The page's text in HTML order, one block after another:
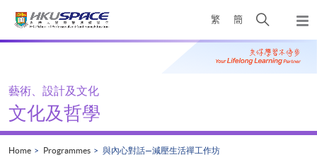
繁 簡
Open
search
panel
Main
藝術、設計及文化
文化及哲學
Home Programmes 與內心對話—減壓生活禪工作坊